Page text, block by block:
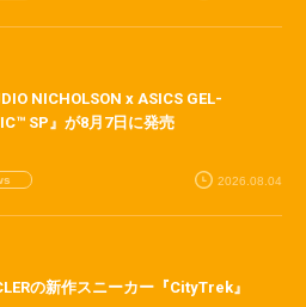
NICHOLSON x ASICS GEL-
SP』が8月7日に発売
2026.08.04
の新作スニーカー『CityTrek』